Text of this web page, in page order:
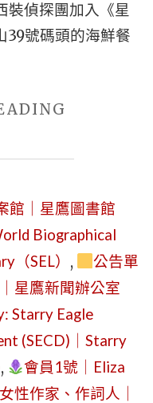
EATING,
PIZZA-
GUILDS
BECOME
OPINION
WRITERS
FOR
THE
STARRY
裝偵探團加入《星
39號碼頭的海鮮餐
7
27
日
星
期
一
｜
西
裝
館｜星鷹圖書館
Biographical
（SEL） ,
公告單
星鷹新聞辦公室
Starry Eagle
(SECD)｜Starry
,
會員1號｜Eliza
性作家、作詞人｜